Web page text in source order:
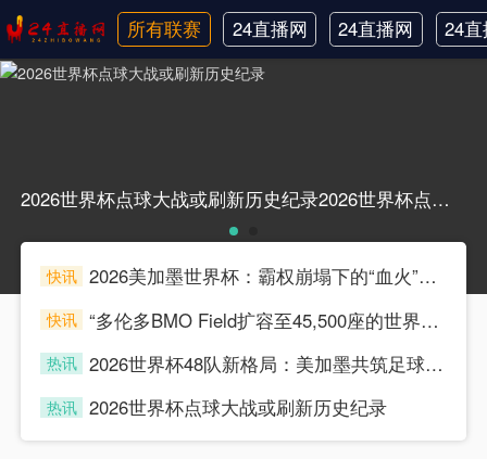
所有联赛
24直播网
日职联
24直播网
中甲
24
韩
2026世界杯点球大战或刷新历史纪录2026世界杯点球大战或刷新历史纪录
快讯
2026美加墨世界杯：霸权崩塌下的“血火”狂欢
快讯
“多伦多BMO Field扩容至45,500座的世界杯声场适配性仿真分析（2026）”
热讯
2026世界杯48队新格局：美加墨共筑足球盛宴，北美势力版图全面重构
热讯 2026世界杯点球大战或刷新历史纪录